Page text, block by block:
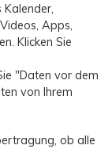
Apps,
Klicken Sie
"Daten vor dem
von Ihrem
ob alle